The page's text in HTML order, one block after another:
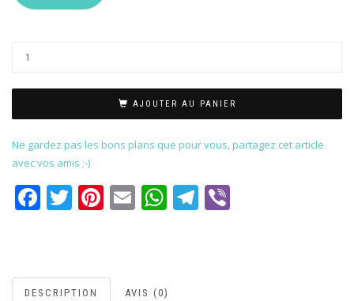
AJOUTER AU PANIER
Ne gardez pas les bons plans que pour vous, partagez cet article
avec vos amis ;-)
Facebook
Twitter
Pinterest
EmailWhatsApp
Telegram
DESCRIPTION AVIS (0)